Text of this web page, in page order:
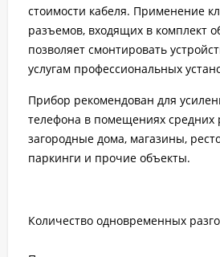
стоимости кабеля. Применение
разъемов, входящих в комплект
позволяет смонтировать
услугам профессиональных
Прибор рекомендован для
телефона в помещениях средних
загородные дома, магазины,
паркинги и прочие объекты.
Количество одновременных